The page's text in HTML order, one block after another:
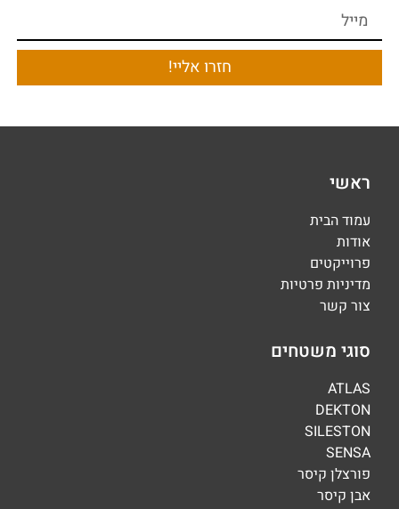
חזרו אליי!
ראשי
עמוד הבית
אודות
פרוייקטים
מדיניות פרטיות
צור קשר
סוגי משטחים
ATLAS
DEKTON
SILESTON
SENSA
פורצלן קיסר
אבן קיסר